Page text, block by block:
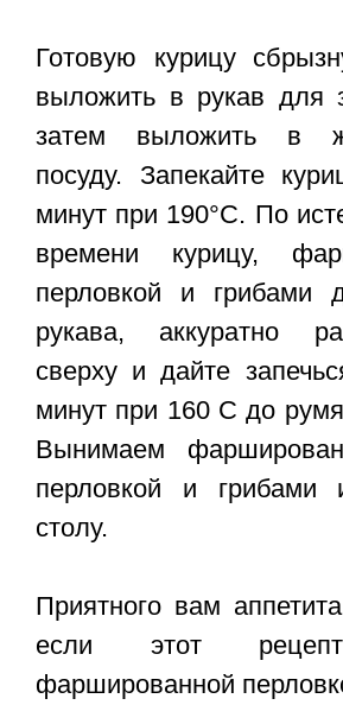
Готовую курицу
выложить в рукав для
затем выложить в
посуду. Запекайте
минут при 190°С. По
времени курицу,
перловкой и грибами
рукава, аккуратно
сверху и дайте
минут при 160 С до
Вынимаем
перловкой и
столу.
Приятного вам
если этот
фаршированной